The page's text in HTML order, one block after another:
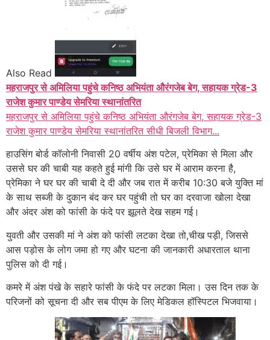
Also Read
महराजपुर से अमिलिया पहुंचे कनिष्ठ अभियंता औरंगजेब बेग, सहायक ग्रेड-3
राजेश कुमार पाण्डेय सेमरिया स्थानांतरित
महराजपुर से अमिलिया पहुंचे कनिष्ठ अभियंता औरंगजेब बेग, सहायक ग्रेड-3
राजेश कुमार पाण्डेय सेमरिया स्थानांतरित सीधी बिजली विभाग...
हाउसिंग बोर्ड कॉलोनी निवासी 20 वर्षीय अंश पटेल, प्रेमिका से मिला और
उससे घर की चाबी यह कहते हुई मांगी कि उसे घर में आराम करना है,
प्रेमिका ने घर घर की चाबी दे दी और जब रात में करीब 10:30 बजे युक्ति मां
के साथ सब्जी के दुकान बंद कर घर पहुंची तो घर का दरवाजा खोला देखा
और अंदर अंश को फांसी के फंदे पर झूलते देख सहम गई।
युवती और उसकी मां ने अंश को फांसी लटका देखा तो,चीख पड़ी, जिससे
आस पड़ोस के लोग जमा हो गए और घटना की जानकारी अधारताल थाना
पुलिस को दी गई।
कमरे में अंश पंखे के सहारे फांसी के फंदे पर लटका मिला। उस दिन तक के
परिजनों को सूचना दी और सब पीएम के लिए मेडिकल हॉस्पिटल भिजवाया।